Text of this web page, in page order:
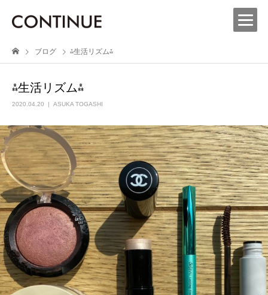
ブログ ⁂生活リズム⁂
⁂生活リズム⁂
2020.04.20 ASUKA TOGASHI